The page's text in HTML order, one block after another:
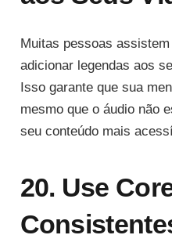
Muitas pessoas
adicionar legendas aos
Isso garante que sua
mesmo que o áudio não
seu conteúdo mais
20. Use